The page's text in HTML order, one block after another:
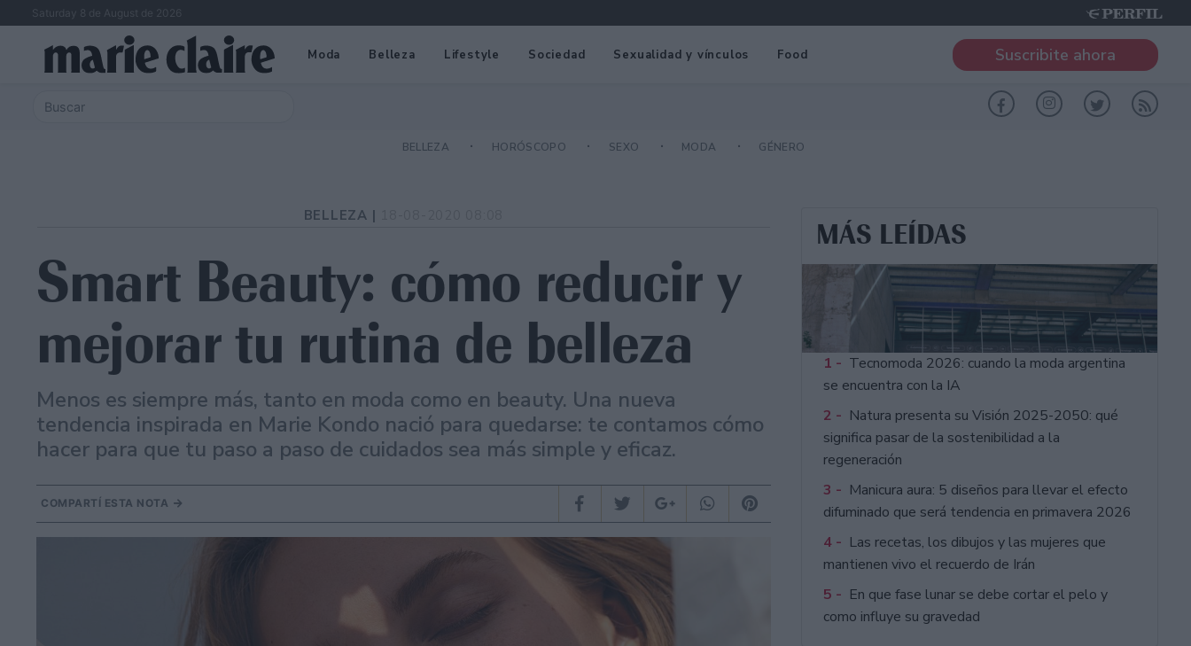
Saturday 8 de August de 2026
Moda Belleza Lifestyle Sociedad Sexualidad y vínculos Food Suscribite ahora
BELLEZA HORÓSCOPO SEXO MODA GÉNERO
BELLEZA |
Smart Beauty: cómo reducir y
mejorar tu rutina de belleza
Menos es siempre más, tanto en moda como en beauty. Una nueva
tendencia inspirada en Marie Kondo nació para quedarse: te contamos cómo
hacer para que tu paso a paso de cuidados sea más simple y eficaz.
COMPARTÍ ESTA NOTA
MÁS LEÍDAS
1 - Tecnomoda 2026: cuando la moda argentina
se encuentra con la IA
2 - Natura presenta su Visión 2025-2050: qué
significa pasar de la sostenibilidad a la
regeneración
3 - Manicura aura: 5 diseños para llevar el efecto
difuminado que será tendencia en primavera 2026
4 - Las recetas, los dibujos y las mujeres que
mantienen vivo el recuerdo de Irán
5 - En que fase lunar se debe cortar el pelo y
como influye su gravedad